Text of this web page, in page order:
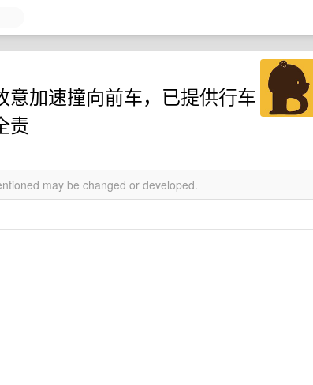
加速撞向前车，已提供行车
责
may be changed or developed.